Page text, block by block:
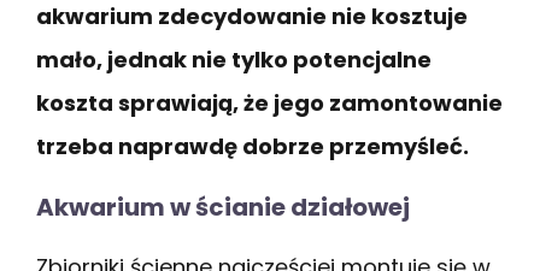
akwarium zdecydowanie nie kosztuje
mało, jednak nie tylko potencjalne
koszta sprawiają, że jego zamontowanie
trzeba naprawdę dobrze przemyśleć.
Akwarium w ścianie działowej